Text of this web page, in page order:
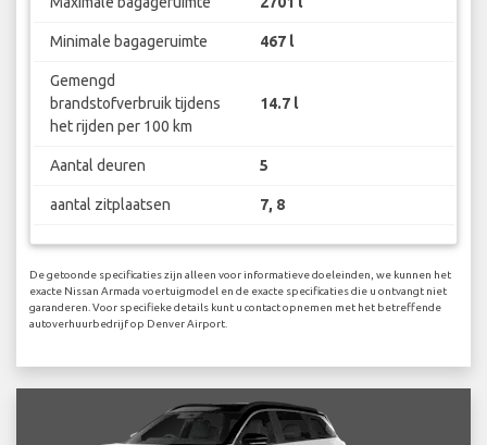
Minimale bagageruimte 467 l
Gemengd
brandstofverbruik tijdens
het rijden per 100 km
14.7 l
Aantal deuren 5
aantal zitplaatsen 7, 8
De getoonde specificaties zijn alleen voor informatieve doeleinden, we kunnen het
exacte Nissan Armada voertuigmodel en de exacte specificaties die u ontvangt niet
garanderen. Voor specifieke details kunt u contact opnemen met het betreffende
autoverhuurbedrijf op Denver Airport.